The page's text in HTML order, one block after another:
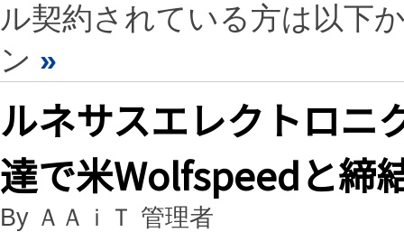
ル契約されている方は以下
ン »
ルネサスエレクトロニ
達で米Wolfspeedと締
By ＡＡｉＴ 管理者